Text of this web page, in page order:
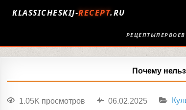
KLASSICHESKIJ-RECEPT.RU
РЕЦЕПТЫПЕРВОЕ
Почему
1.05K просмотров 06.02.2025